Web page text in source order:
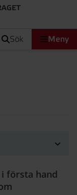
sök Meny
första hand